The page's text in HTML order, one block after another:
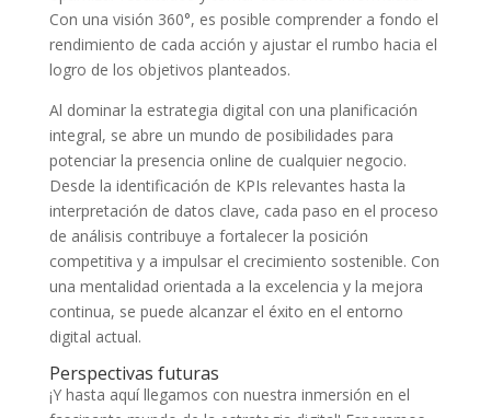
Con una visión 360°, ⁤es posible ⁣comprender a fondo el
rendimiento de cada acción y⁤ ajustar⁢ el rumbo hacia el
logro de los objetivos planteados.
Al dominar la estrategia digital⁢ con una ‍planificación ​
integral, se abre un mundo‌ de posibilidades para
potenciar la presencia online de cualquier negocio.⁢
Desde la identificación‌ de KPIs relevantes hasta⁣ la
interpretación de datos clave, cada paso⁣ en el proceso
de⁢ análisis contribuye ‍a‌ fortalecer la posición
competitiva y a​ impulsar el​ crecimiento sostenible. Con
una ​mentalidad orientada‍ a la excelencia y la mejora
continua, se ​puede ⁢alcanzar el éxito en ​el entorno⁤
digital actual.
Perspectivas⁢ futuras
¡Y‍ hasta aquí llegamos con nuestra inmersión en ‌el​